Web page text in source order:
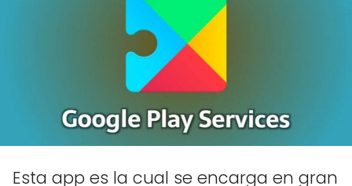
Esta app es la cual se encarga en gran